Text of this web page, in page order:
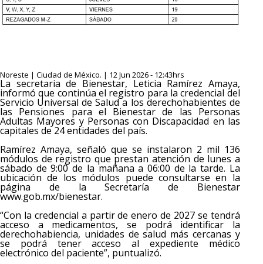
Noreste | Ciudad de México. | 12 Jun 2026 - 12:43hrs
La secretaria de Bienestar, Leticia Ramírez Amaya,
informó que continúa el registro para la credencial del
Servicio Universal de Salud a los derechohabientes de
las Pensiones para el Bienestar de las Personas
Adultas Mayores y Personas con Discapacidad en las
capitales de 24 entidades del país.
Ramírez Amaya, señaló que se instalaron 2 mil 136
módulos de registro que prestan atención de lunes a
sábado de 9:00 de la mañana a 06:00 de la tarde. La
ubicación de los módulos puede consultarse en la
página de la Secretaría de Bienestar
www.gob.mx/bienestar.
“Con la credencial a partir de enero de 2027 se tendrá
acceso a medicamentos, se podrá identificar la
derechohabiencia, unidades de salud más cercanas y
se podrá tener acceso al expediente médico
electrónico del paciente”, puntualizó.